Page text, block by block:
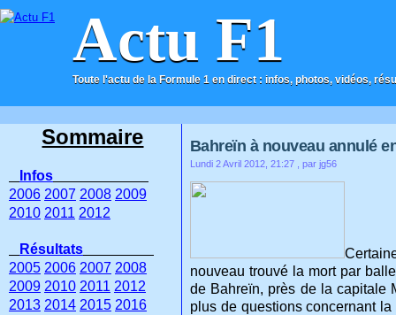
Actu F1
Toute l'actu de la Formule 1 en direct : infos, photos, vidéos,
ACCUEIL CONTACT
Bahreïn à nouveau annulé
Lundi 2 Avril 2012, 21:27 , par jg56
nouveau trouvé la mort par
de Bahreïn, près de la capitale
plus de questions concernant
Sommaire
Infos
2006 2007 2008 2009
2010 2011 2012
Résultats
2005 2006 2007 2008
2009 2010 2011 2012
2013 2014 2015 2016